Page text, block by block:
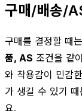
구매/배송/
구매를 결정할 때
품, AS 조건을 같
와 착용감이 민감
가 생길 수 있기
요.